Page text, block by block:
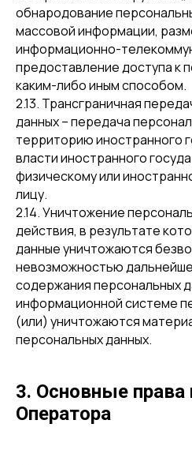
обнародование
массовой информации,
информационно-
предоставление доступа к
каким-либо иным способом.
2.13. Трансграничная
данных – передача
территорию иностранного
власти иностранного
физическому или
лицу.
2.14. Уничтожение
действия, в результате
данные уничтожаются
невозможностью
содержания персональных
информационной системе
(или) уничтожаются
персональных данных.
3. Основные права
Оператора